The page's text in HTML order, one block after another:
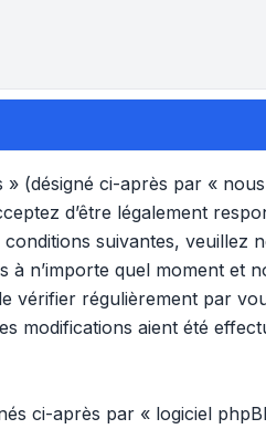
(désigné ci-après par «
d’être légalement
suivantes, veuillez
n’importe quel moment et
vérifier régulièrement par
modifications aient été
ci-après par « logiciel